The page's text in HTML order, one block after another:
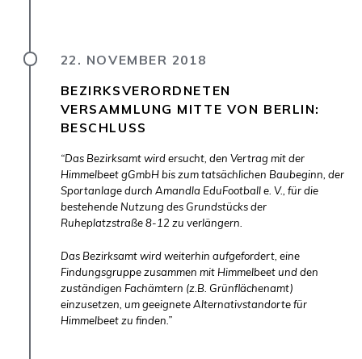
22. NOVEMBER 2018
BEZIRKSVERORDNETEN
VERSAMMLUNG MITTE VON BERLIN:
BESCHLUSS
“Das Bezirksamt wird ersucht, den Vertrag mit der
Himmelbeet gGmbH bis zum tatsächlichen Baubeginn, der
Sportanlage durch Amandla EduFootball e. V., für die
bestehende Nutzung des Grundstücks der
Ruheplatzstraße 8-12 zu verlängern.
Das Bezirksamt wird weiterhin aufgefordert, eine
Findungsgruppe zusammen mit Himmelbeet und den
zuständigen Fachämtern (z.B. Grünflächenamt)
einzusetzen, um geeignete Alternativstandorte für
Himmelbeet zu finden.”